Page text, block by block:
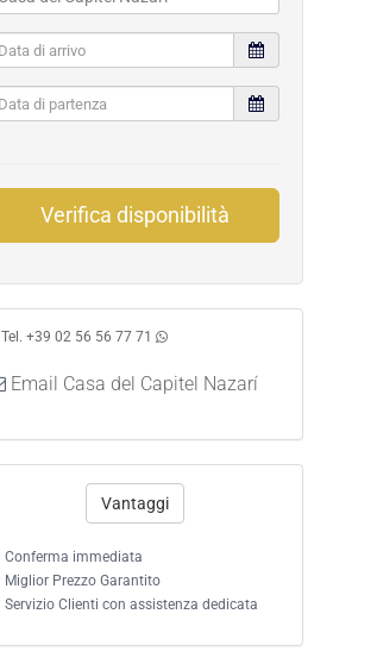
Verifica disponibilità
Tel. +39 02 56 56 77 71
Email Casa del Capitel Nazarí
Vantaggi
Conferma immediata
Miglior Prezzo Garantito
Servizio Clienti con assistenza dedicata